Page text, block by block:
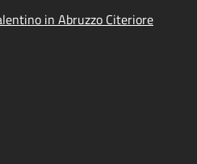
in Abruzzo Citeriore